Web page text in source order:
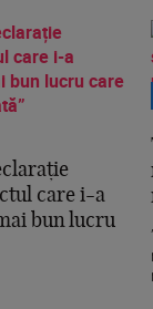
care i-a
bun lucru